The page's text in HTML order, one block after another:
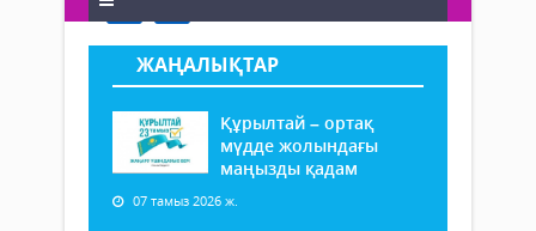
ЖАҢАЛЫҚТАР
Құрылтай – ортақ
мүдде жолындағы
маңызды қадам
07 тамыз 2026 ж.